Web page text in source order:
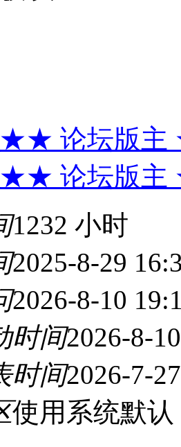
★★ 论坛版
★★ 论坛版
1232 小时
2025-8-29
2026-8-10
时间2026-8-
时间2026-7-
使用系统默认